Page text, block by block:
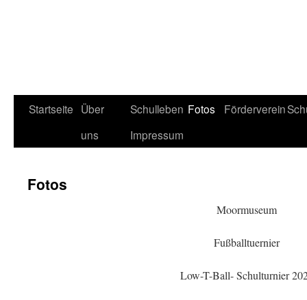
Startseite Über
uns
Schulleben Fotos Förderverein
Impressum
Fotos
Moormuseum
Fußballtuernier
Low-T-Ball- Schulturnier